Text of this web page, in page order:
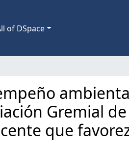
of DSpace
Gremial
que